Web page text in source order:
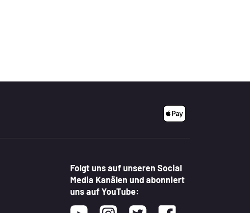
Folgt uns auf unseren Social
Media Kanälen und abonniert
uns auf YouTube:
Youtube InstagramTwitter Facebook